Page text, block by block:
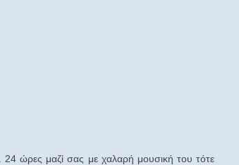
ώρες μαζί σας με χαλαρή μουσική του τότε